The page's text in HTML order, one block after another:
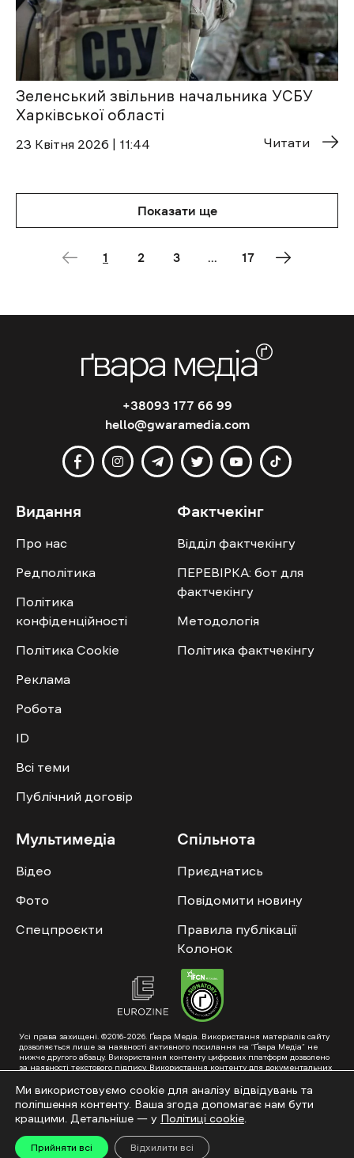
Зеленський звільнив начальника УСБУ
Харківської області
23 Квітня 2026 | 11:44 Читати
Показати ще
1 2 3 17
+38093 177 66 99
hello@gwaramedia.com
Видання
Про нас
Редполітика
Політика
конфіденційності
Політика Cookie
Реклама
Робота
ID
Всі теми
Публічний договір
Фактчекінг
Відділ фактчекінгу
ПЕРЕВІРКА: бот для
фактчекінгу
Методологія
Політика фактчекінгу
Мультимедіа
Відео
Фото
Спецпроєкти
Спільнота
Приєднатись
Повідомити новину
Правила публікації
Колонок
Усі права захищені. ©2016-2026. Ґвара Медіа. Використання матеріалів сайту
дозволяється лише за наявності активного посилання на “Ґвара Медіа” не
нижче другого абзацу. Використання контенту цифрових платформ дозволено
за наявності текстового підпису. Використання контенту для документальних
схвалення від редакції.
Суб’єкт у сфері онлайн-медіа; ідентифікатор медіа – R40-01353. Поштова
адреса: ГО «Ґвара Медіа», 61057, Харків, вул. Гоголя, 14, абонентська скринька
№7400
Підкинь нам тему на пошту – hello@gwaramedia.com
Ми використовуємо cookie для аналізу відвідувань та
поліпшення контенту. Ваша згода допомагає нам бути
кращими. Детальніше — у Політиці cookie
Прийняти всі Відхилити всі